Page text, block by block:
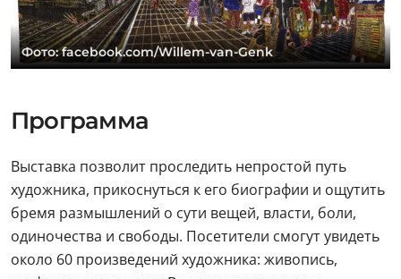
Фото: facebook.com/Willem-van-Genk
Программа
Выставка позволит проследить непростой путь
художника, прикоснуться к его биографии и ощутить
бремя размышлений о сути вещей, власти, боли,
одиночества и свободы. Посетители смогут увидеть
около 60 произведений художника: живопись,